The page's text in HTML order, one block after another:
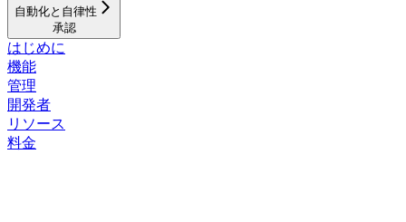
自動化と自律性
承認
はじめに
機能
管理
開発者
リソース
料金